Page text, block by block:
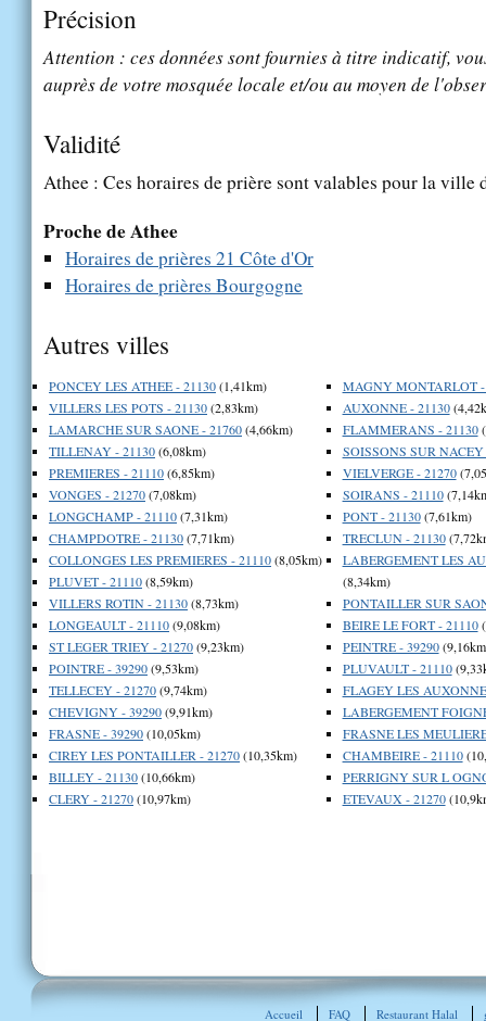
Précision
Attention : ces données sont fournies à titre indicatif,
auprès de votre mosquée locale et/ou au moyen de
Validité
Athee : Ces horaires de prière sont valables pour la ville
Proche de Athee
Horaires de prières 21 Côte d'Or
Horaires de prières Bourgogne
Autres villes
PONCEY LES ATHEE - 21130(1,41km)
VILLERS LES POTS - 21130(2,83km)
LAMARCHE SUR SAONE - 21760(4,66km)
TILLENAY - 21130(6,08km)
PREMIERES - 21110(6,85km)
VONGES - 21270(7,08km)
LONGCHAMP - 21110(7,31km)
CHAMPDOTRE - 21130(7,71km)
COLLONGES LES PREMIERES - 21110(8,05km)
PLUVET - 21110(8,59km)
VILLERS ROTIN - 21130(8,73km)
LONGEAULT - 21110(9,08km)
ST LEGER TRIEY - 21270(9,23km)
POINTRE - 39290(9,53km)
TELLECEY - 21270(9,74km)
CHEVIGNY - 39290(9,91km)
FRASNE - 39290(10,05km)
CIREY LES PONTAILLER - 21270(10,35km)
BILLEY - 21130(10,66km)
CLERY - 21270(10,97km)
MAGNY MONTARLOT -
AUXONNE - 21130
FLAMMERANS - 21130
SOISSONS SUR NACEY
VIELVERGE - 21270
SOIRANS - 21110
PONT - 21130(7,61km)
TRECLUN - 21130
LABERGEMENT LES
(8,34km)
PONTAILLER SUR
BEIRE LE FORT - 21110
PEINTRE - 39290
PLUVAULT - 21110
FLAGEY LES
LABERGEMENT
FRASNE LES
CHAMBEIRE - 21110
PERRIGNY SUR L
ETEVAUX - 21270
Accueil FAQ Restaurant Halal